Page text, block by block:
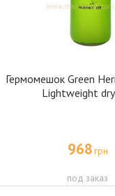
Гермомешок Green
Lightweight
968грн
под заказ